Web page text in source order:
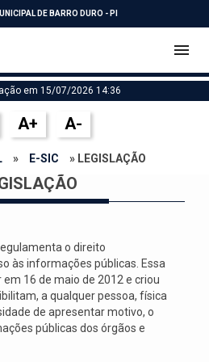
DE BARRO DURO - PI
em 15/07/2026 14:36
A+ A-
» E-SIC » LEGISLAÇÃO
o direito
às informações públicas. Essa
16 de maio de 2012 e criou
a qualquer pessoa, física
de apresentar motivo, o
públicas dos órgãos e